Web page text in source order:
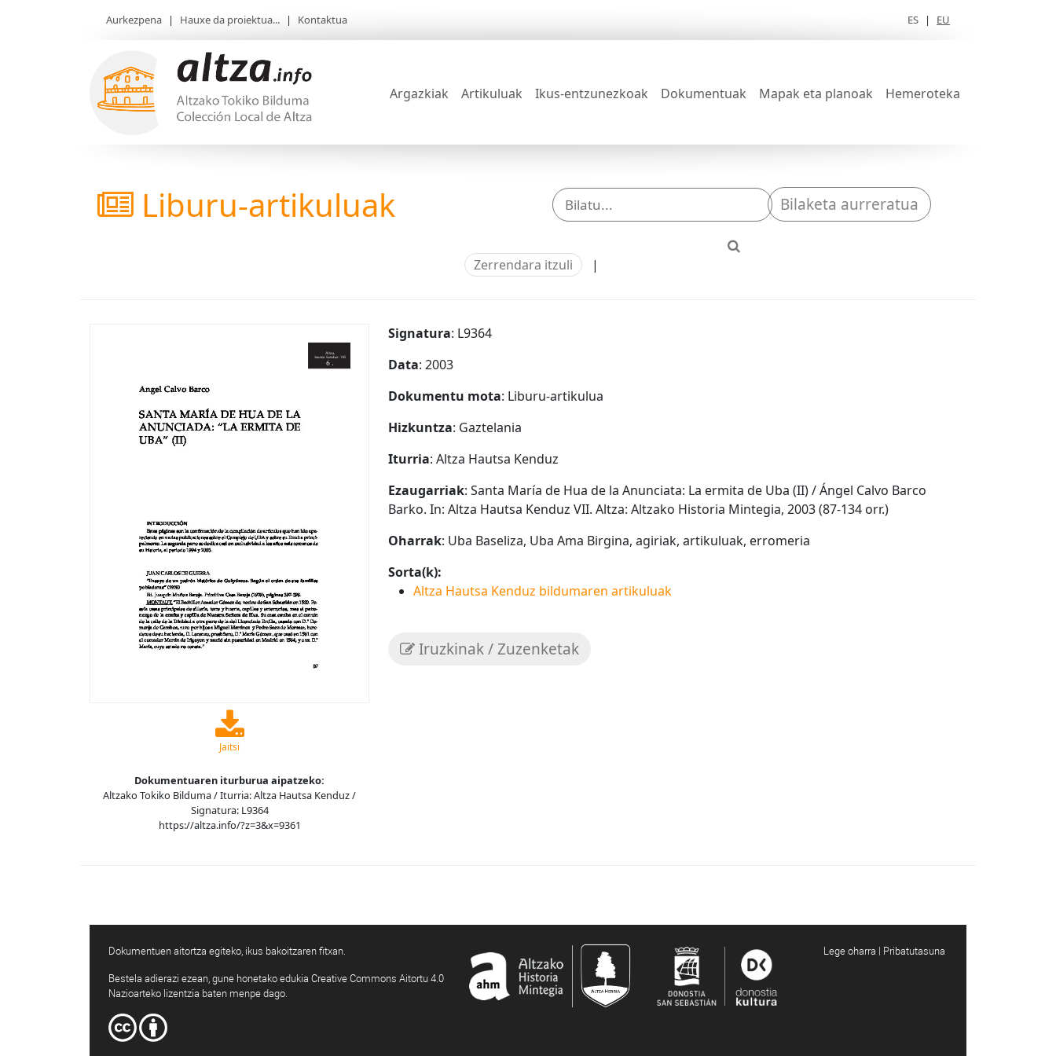
Aurkezpena | Hauxe da proiektua... | Kontaktua ES | EU
Argazkiak Artikuluak Ikus-entzunezkoak Dokumentuak Mapak eta planoak Hemeroteka
Liburu-artikuluak Bilaketa aurreratua
Zerrendara itzuli |
Jaitsi
Dokumentuaren iturburua aipatzeko:
Altzako Tokiko Bilduma / Iturria: Altza Hautsa Kenduz /
Signatura: L9364
https://altza.info/?z=3&x=9361
Signatura: L9364
Data: 2003
Dokumentu mota: Liburu-artikulua
Hizkuntza: Gaztelania
Iturria: Altza Hautsa Kenduz
Ezaugarriak: Santa María de Hua de la Anunciata: La ermita de Uba (II) / Ángel Calvo Barco
Barko. In: Altza Hautsa Kenduz VII. Altza: Altzako Historia Mintegia, 2003 (87-134 orr.)
Oharrak: Uba Baseliza, Uba Ama Birgina, agiriak, artikuluak, erromeria
Sorta(k):
Altza Hautsa Kenduz bildumaren artikuluak
Iruzkinak / Zuzenketak
Dokumentuen aitortza egiteko, ikus bakoitzaren fitxan.
Bestela adierazi ezean, gune honetako edukia Creative Commons Aitortu 4.0
Nazioarteko lizentzia baten menpe dago.
Lege oharra | Pribatutasuna